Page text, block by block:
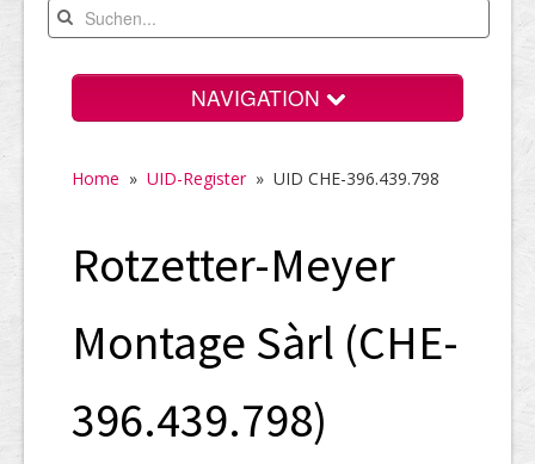
NAVIGATION
Neugründungen
UID-Register
Marken-Register
Home » UID-Register» UID CHE-396.439.798
Rotzetter-Meyer
Montage Sàrl (CHE-
396.439.798)